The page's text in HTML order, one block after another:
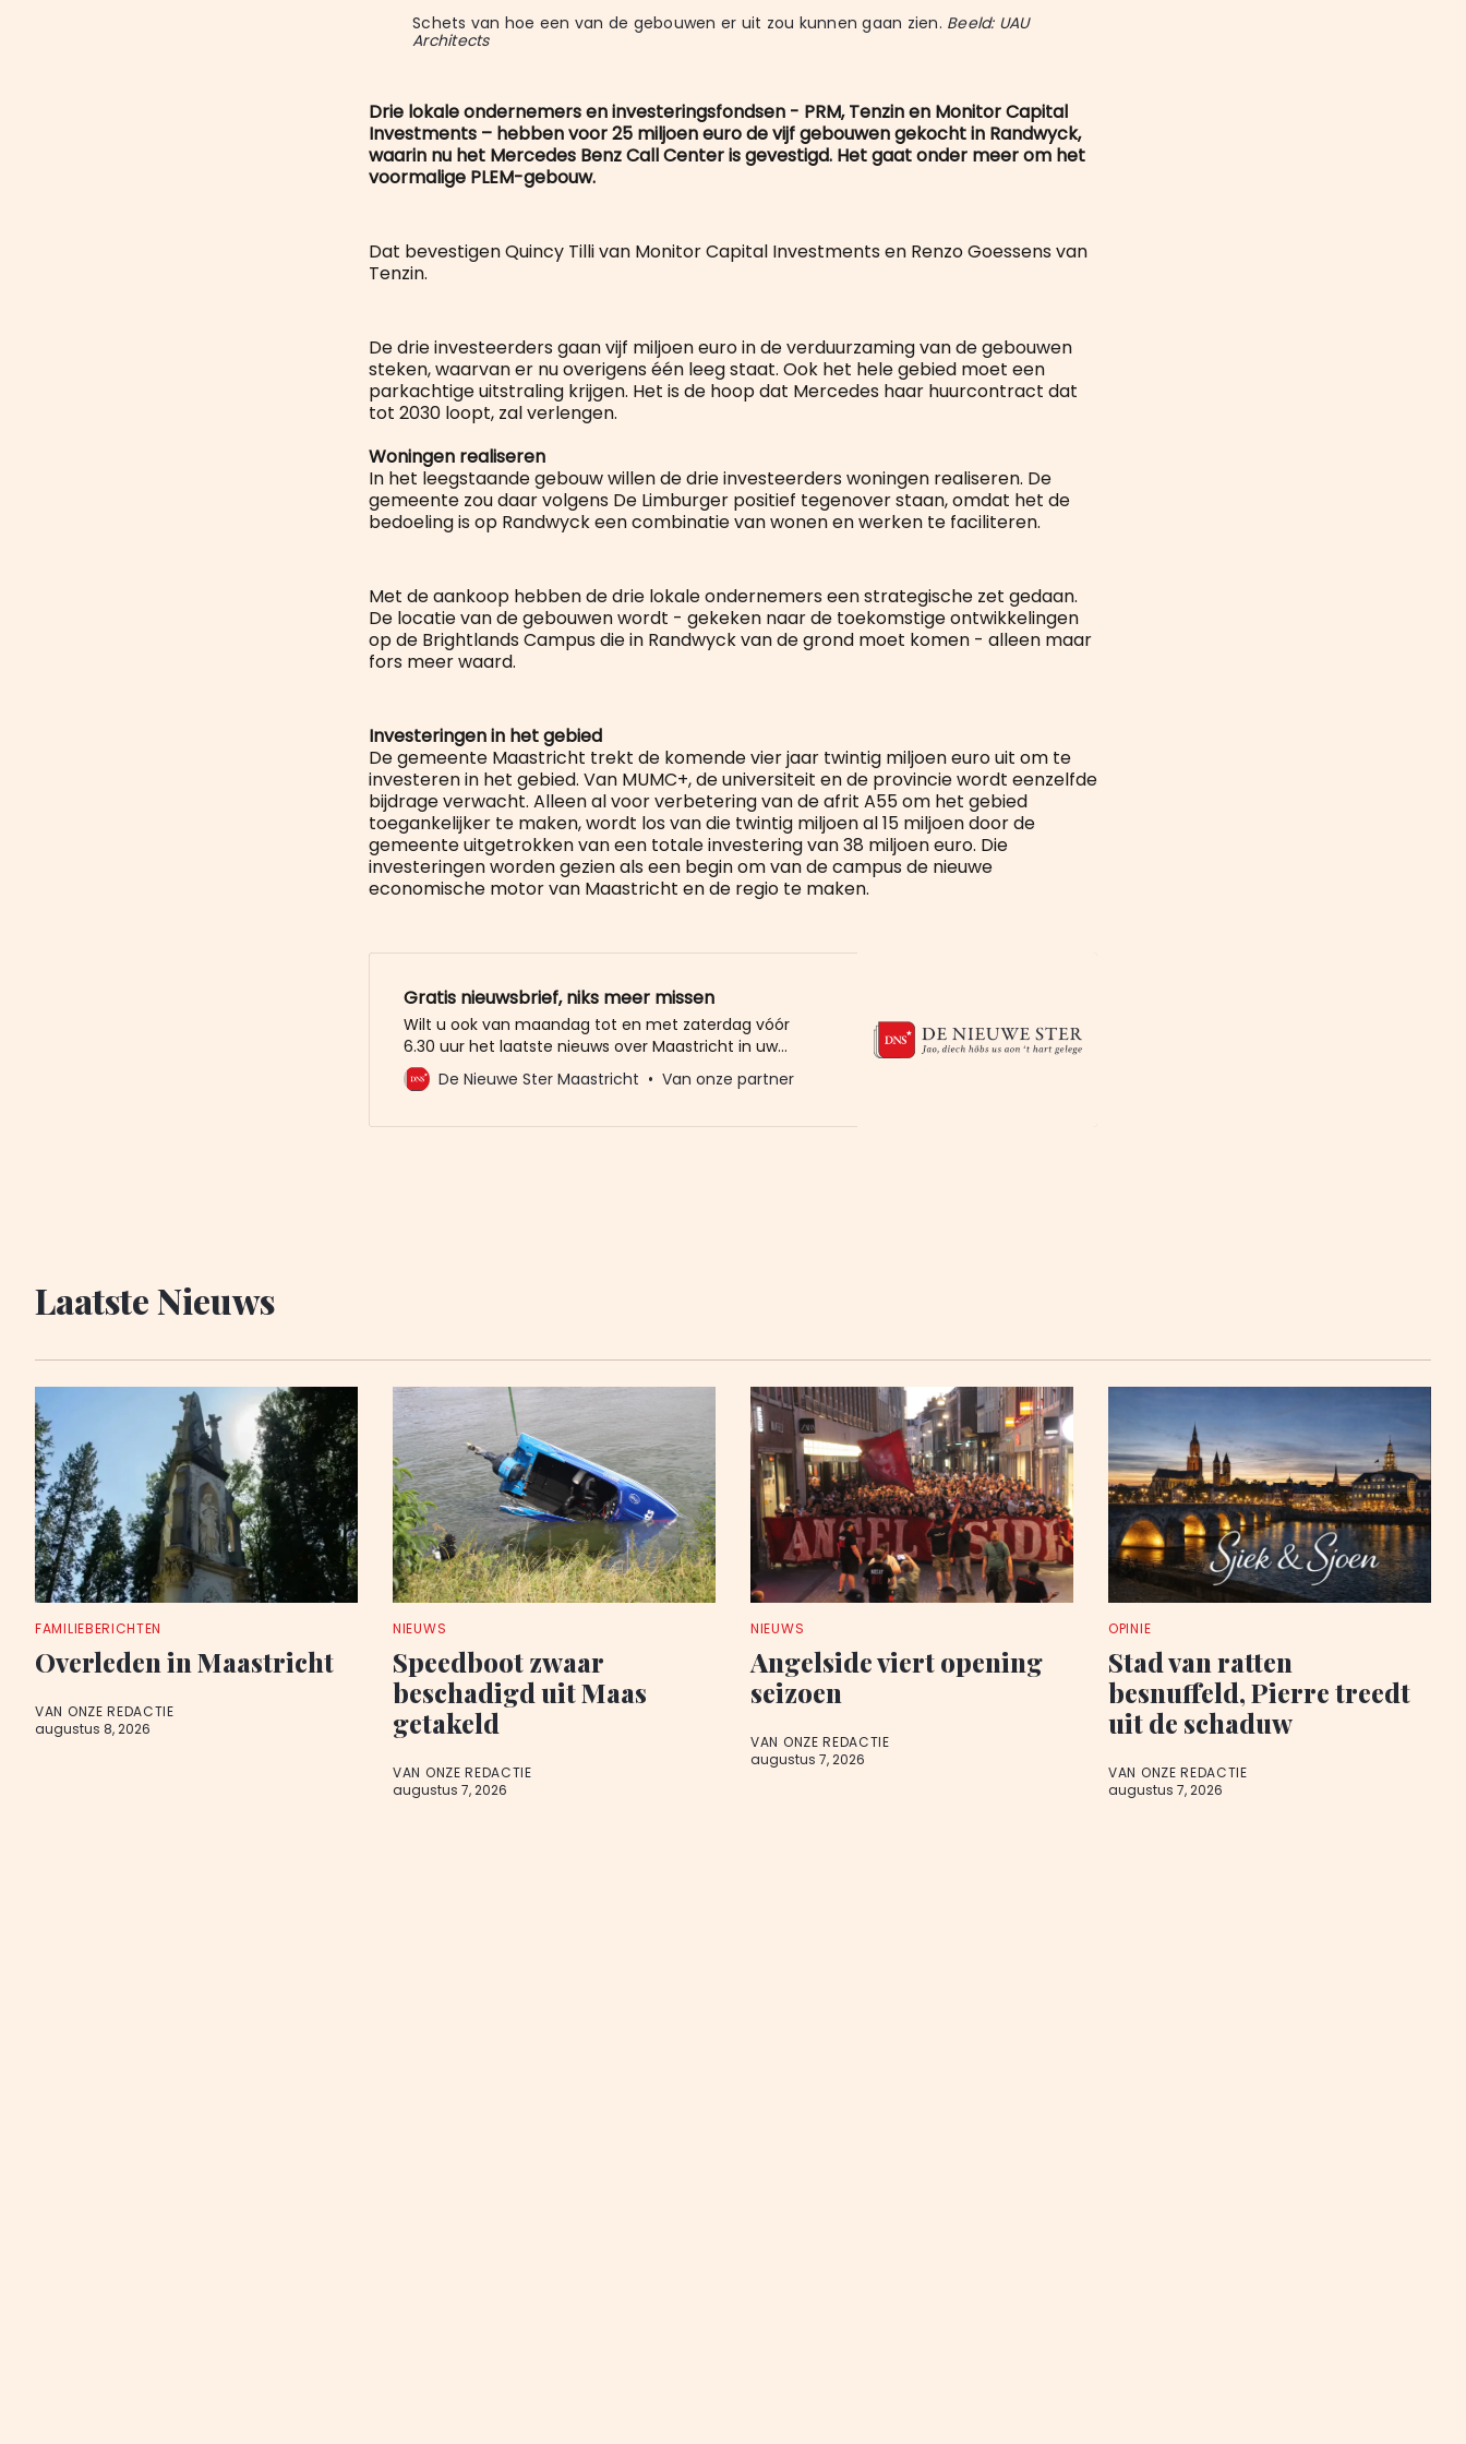
Schets van hoe een van de gebouwen er uit zou kunnen gaan zien. Beeld: UAU
Architects
Drie lokale ondernemers en investeringsfondsen - PRM, Tenzin en Monitor Capital
Investments – hebben voor 25 miljoen euro de vijf gebouwen gekocht in Randwyck,
waarin nu het Mercedes Benz Call Center is gevestigd. Het gaat onder meer om het
voormalige PLEM-gebouw.
Dat bevestigen Quincy Tilli van Monitor Capital Investments en Renzo Goessens van
Tenzin.
De drie investeerders gaan vijf miljoen euro in de verduurzaming van de gebouwen
steken, waarvan er nu overigens één leeg staat. Ook het hele gebied moet een
parkachtige uitstraling krijgen. Het is de hoop dat Mercedes haar huurcontract dat
tot 2030 loopt, zal verlengen.
Woningen realiseren
In het leegstaande gebouw willen de drie investeerders woningen realiseren. De
gemeente zou daar volgens De Limburger positief tegenover staan, omdat het de
bedoeling is op Randwyck een combinatie van wonen en werken te faciliteren.
Met de aankoop hebben de drie lokale ondernemers een strategische zet gedaan.
De locatie van de gebouwen wordt - gekeken naar de toekomstige ontwikkelingen
op de Brightlands Campus die in Randwyck van de grond moet komen - alleen maar
fors meer waard.
Investeringen in het gebied
De gemeente Maastricht trekt de komende vier jaar twintig miljoen euro uit om te
investeren in het gebied. Van MUMC+, de universiteit en de provincie wordt eenzelfde
bijdrage verwacht. Alleen al voor verbetering van de afrit A55 om het gebied
toegankelijker te maken, wordt los van die twintig miljoen al 15 miljoen door de
gemeente uitgetrokken van een totale investering van 38 miljoen euro. Die
investeringen worden gezien als een begin om van de campus de nieuwe
economische motor van Maastricht en de regio te maken.
Gratis nieuwsbrief, niks meer missen
Wilt u ook van maandag tot en met zaterdag vóór
6.30 uur het laatste nieuws over Maastricht in uw
mailbox? Meld u dan gratis aan voor de nieuwbrief van
De Nieuwe Ster. Meer dan 20.000 trouwe lezers gingen
De Nieuwe Ster Maastricht Van onze partner
Laatste Nieuws
FAMILIEBERICHTEN
Overleden in Maastricht
VAN ONZE REDACTIE
augustus 8, 2026
NIEUWS
Speedboot zwaar
beschadigd uit Maas
getakeld
VAN ONZE REDACTIE
augustus 7, 2026
NIEUWS
Angelside viert opening
seizoen
VAN ONZE REDACTIE
augustus 7, 2026
OPINIE
Stad van ratten
besnuffeld, Pierre treedt
uit de schaduw
VAN ONZE REDACTIE
augustus 7, 2026